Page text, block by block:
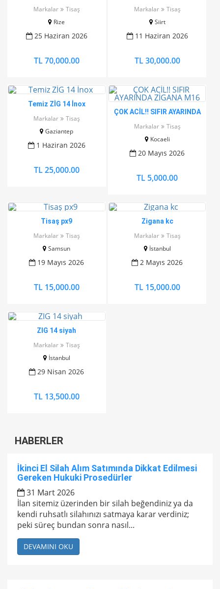
Markalar
Tisaş
Rize
25 Haziran 2026
TL 70,000.00
Markalar
Tisaş
Siirt
11 Haziran 2026
TL 30,000.00
Temiz ZİG 14 İnox
Markalar
Tisaş
Gaziantep
1 Haziran 2026
TL 25,000.00
ÇOK ACİL!! SIFIR AYARINDA
Markalar
Tisaş
Kocaeli
20 Mayıs 2026
TL 5,000.00
Tisaş px9
Markalar
Tisaş
Samsun
19 Mayıs 2026
TL 15,000.00
Zigana kc
Markalar
Tisaş
İstanbul
2 Mayıs 2026
TL 15,000.00
ZIG 14 siyah
Markalar
Tisaş
İstanbul
29 Nisan 2026
TL 13,500.00
HABERLER
İkinci El Silah Alım Satımında Dikkat Edilmesi
Gereken Hukuki Prosedürler
31 Mart 2026
İlan sitemiz üzerinden bir silah beğendiniz ya da
kendi ruhsatlı silahınızı satmaya karar verdiniz;
peki süreç bundan sonra nasıl...
DEVAMINI OKU